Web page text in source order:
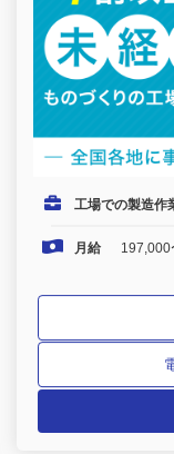
工場での製造作
月給 197,000